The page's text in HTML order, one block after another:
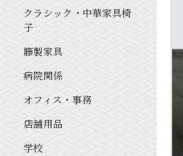
クラシック・中華家具椅
子
籐製家具
病院関係
オフィス・事務
店舗用品
学校